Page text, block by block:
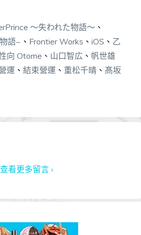
～失われた物語～ 、
語~ 、 Frontier Works 、 iOS 、 乙
向 Otome 、 山口智広 、 帆世雄
運 、 結束營運 、 重松千晴 、 髙坂
查看更多留言 ›